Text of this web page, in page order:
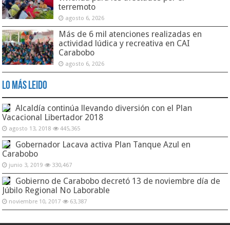
terremoto
agosto 6, 2026
Más de 6 mil atenciones realizadas en
actividad lúdica y recreativa en CAI
Carabobo
agosto 6, 2026
Lo Más Leido
Alcaldía continúa llevando diversión con el Plan
Vacacional Libertador 2018
agosto 13, 2018 445,365
Gobernador Lacava activa Plan Tanque Azul en
Carabobo
junio 3, 2019 330,467
Gobierno de Carabobo decretó 13 de noviembre día de
Júbilo Regional No Laborable
noviembre 10, 2017 63,387